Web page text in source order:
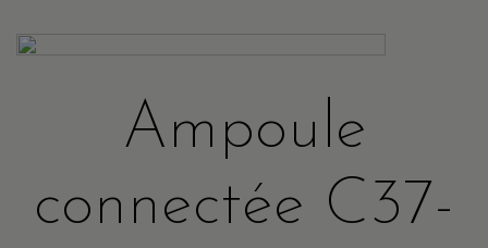
Ampoule
connectée C37-